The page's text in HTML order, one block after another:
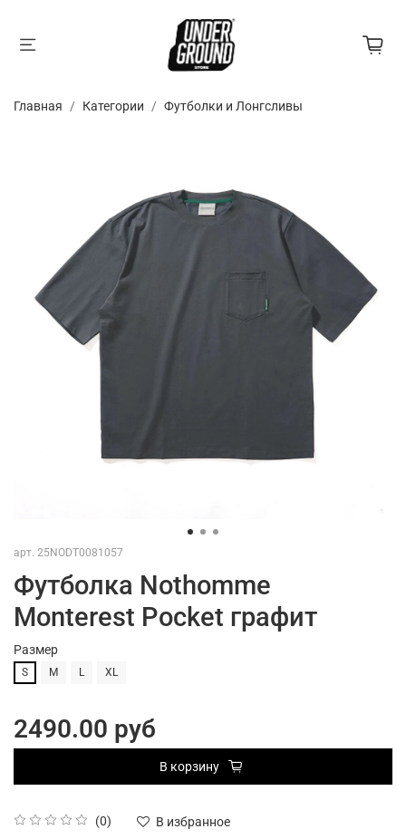
Главная Категории Футболки и Лонгсливы
арт. 25NODT0081057
Футболка Nothomme
Monterest Pocket графит
(0) В избранное
Размер
S M L XL
2490.00 руб
В корзину